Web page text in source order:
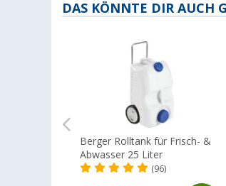
DAS KÖNNTE DIR AUCH
Berger Rolltank für Frisch- &
Abwasser 25 Liter
(96)